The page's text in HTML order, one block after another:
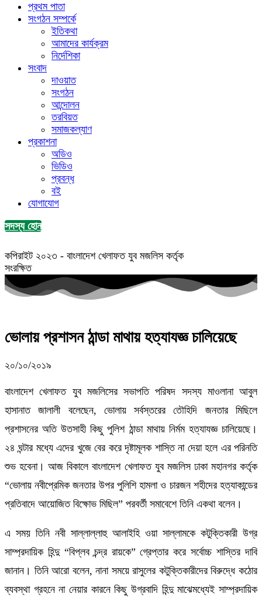
প্রথম পাতা
সংগঠন সম্পর্কে
ইতিকথা
আমাদের কার্যক্রম
নির্দেশিকা
সংবাদ
দাওয়াত
সংগঠন
আন্দোলন
তরবিয়ত
সমাজকল্যাণ
প্রকাশনা
অডিও
ভিডিও
প্রবন্ধ
বই
যোগাযোগ
সদস্য হোন
কপিরাইট ২০২৩ - বাংলাদেশ খেলাফত যুব মজলিস কর্তৃক
সংরক্ষিত
ভোলায় প্রশাসন ঠান্ডা মাথায় হত্যাযজ্ঞ চালিয়েছে
২০/১০/২০১৯
বাংলাদেশ খেলাফত যুব মজলিসের সভাপতি পরিষদ সদস্য মাওলানা আবুল
হাসানাত জালালী বলেছেন, ভোলায় সর্বস্তরের তৌহিদি জনতার মিছিলে
প্রশাসনের অতি উতসাহী কিছু পুলিশ ঠান্ডা মাথায় নির্মম হত্যাযজ্ঞ চালিয়েছে।
২৪ ঘন্টার মধ্যে এদের খুজে বের করে দৃষ্টামূলক শাস্তি না দেয়া হলে এর পরিনতি
শুভ হবেনা। আজ বিকালে বাংলাদেশ খেলাফত যুব মজলিস ঢাকা মহানগর কর্তৃক
“ভোলায় নবীপ্রেমিক জনতার উপর পুলিশি হামলা ও চারজন শহীদের হত্যাকান্ডের
প্রতিবাদে আয়োজিত বিক্ষোভ মিছিল” পরবর্তী সমাবেশে তিনি একথা বলেন।
এ সময় তিনি নবী সাল্লাল্লাহু আলাইহি ওয়া সাল্লামকে কটুক্তিকারী উগ্র
সাম্প্রদায়িক হিন্দু “বিপ্লব চন্দ্র রায়কে” গ্রেপ্তার করে সর্বোচ্চ শাস্তির দাবি
জানান। তিনি আরো বলেন, নানা সময়ে রাসুলের কটুক্তিকারীদের বিরুদ্ধে কঠোর
ব্যবস্থা গ্রহনে না নেয়ার কারনে কিছু উগ্রবাদি হিন্দু মাঝেমধ্যেই সাম্প্রদায়িক